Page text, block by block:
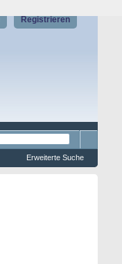
Registrieren
Erweiterte Suche